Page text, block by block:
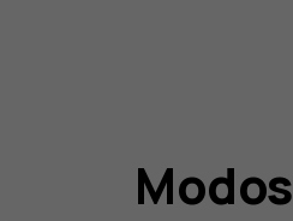
Modos